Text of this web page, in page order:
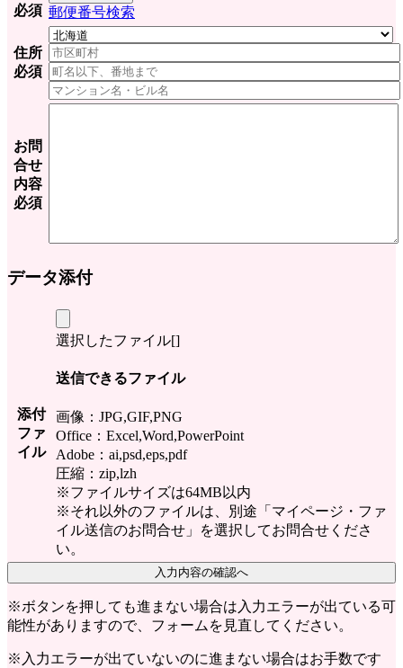
必須 郵便番号検索
住所
必須
お問
合せ
内容
必須
データ添付
添付
ファ
イル
選択したファイル[]
送信できるファイル
画像：JPG,GIF,PNG
Office：Excel,Word,PowerPoint
Adobe：ai,psd,eps,pdf
圧縮：zip,lzh
※ファイルサイズは64MB以内
※それ以外のファイルは、別途「マイページ・ファ
イル送信のお問合せ」を選択してお問合せくださ
い。
入力内容の確認へ
※ボタンを押しても進まない場合は入力エラーが出ている可
能性がありますので、フォームを見直してください。
※入力エラーが出ていないのに進まない場合はお手数です